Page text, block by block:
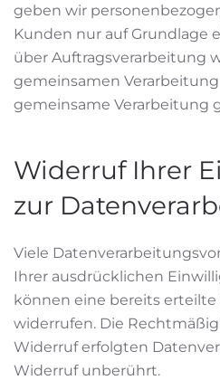
geben wir
Kunden nur auf Grundlage
über Auftragsverarbeitung
gemeinsamen
gemeinsame Verarbeitung
Widerruf Ihrer
zur
Viele
Ihrer ausdrücklichen
können eine bereits
widerrufen. Die
Widerruf erfolgten
Widerruf unberührt.